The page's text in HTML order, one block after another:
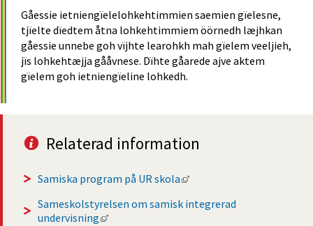
Gåessie ietniengïelelohkehtimmien saemien gïelesne,
tjïelte dïedtem åtna lohkehtimmiem öörnedh læjhkan
gåessie unnebe goh vïjhte learohkh mah gïelem veeljieh,
jïs lohkehtæjja gååvnese. Dïhte gåarede ajve aktem
gïelem goh ietniengïeline lohkedh.
Relaterad information
Samiska program på UR skola
Länk till annan
Sameskolstyrelsen om samisk integrerad
undervisning
Länk till annan webbplats, öppnas i nytt